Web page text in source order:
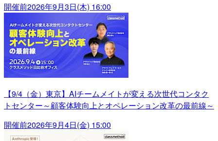
開催前2026年9月3日(木) 16:00
【9/4（金）東京】AIチームメイトが変える次世代コンタク
トセンター～顧客体験向上とオペレーション改革の最前線～
開催前2026年9月4日(金) 15:00